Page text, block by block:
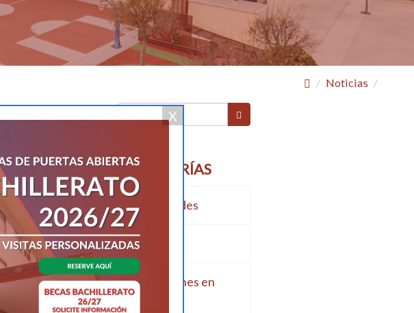
Noticias
CATEGORÍAS
Actividades
Admisión
Apariciones en
X